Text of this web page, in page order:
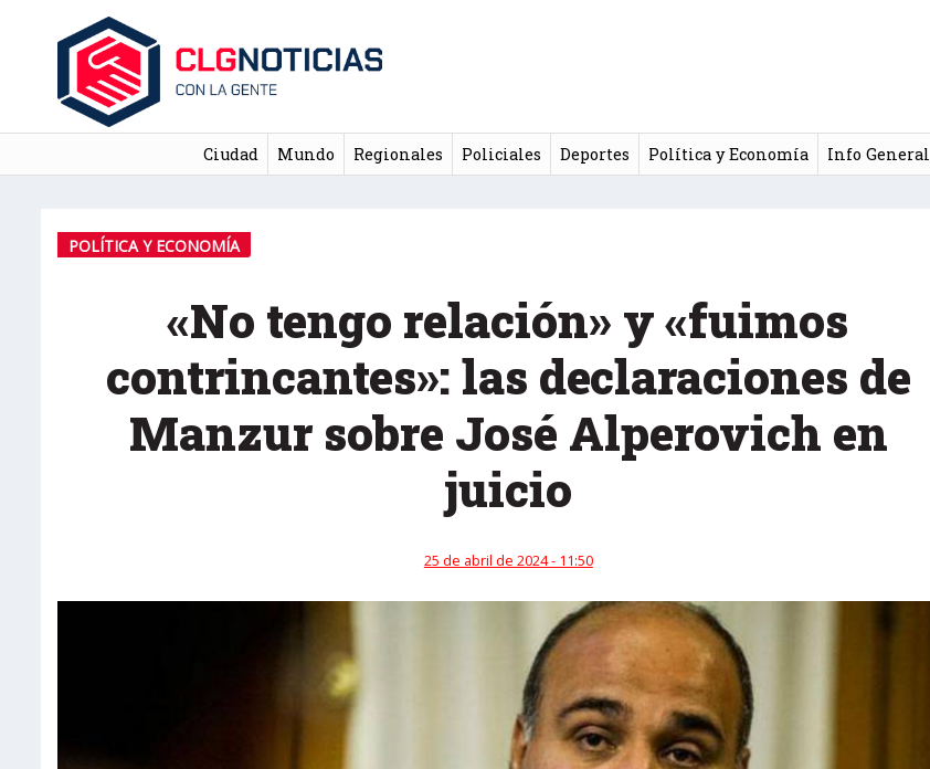
Ciudad Mundo Regionales Policiales Deportes Política y Economía Info General
POLÍTICA Y ECONOMÍA
«No tengo relación» y «fuimos
contrincantes»: las declaraciones de
Manzur sobre José Alperovich en
juicio
25 de abril de 2024 - 11:50